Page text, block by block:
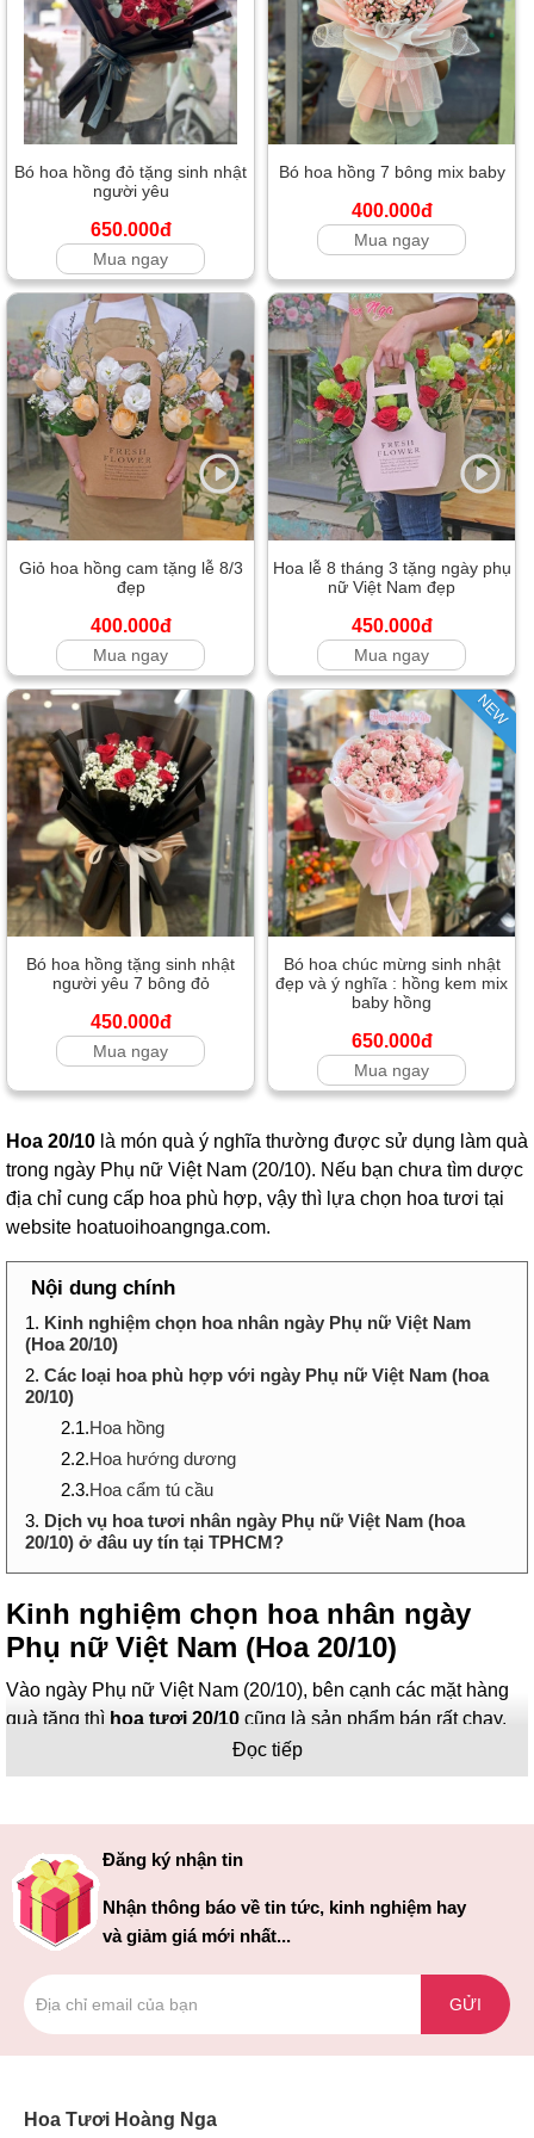
Bó hoa hồng đỏ tặng sinh nhật
người yêu
650.000đ
Mua ngay
Bó hoa hồng 7 bông mix baby
400.000đ
Mua ngay
Giỏ hoa hồng cam tặng lễ 8/3
đẹp
400.000đ
Mua ngay
Hoa lễ 8 tháng 3 tặng ngày phụ
nữ Việt Nam đẹp
450.000đ
Mua ngay
Bó hoa hồng tặng sinh nhật
người yêu 7 bông đỏ
450.000đ
Mua ngay
NEW
Bó hoa chúc mừng sinh nhật
đẹp và ý nghĩa : hồng kem mix
baby hồng
650.000đ
Mua ngay
Hoa 20/10 là món quà ý nghĩa thường được sử dụng làm quà
trong ngày Phụ nữ Việt Nam (20/10). Nếu bạn chưa tìm dược
địa chỉ cung cấp hoa phù hợp, vậy thì lựa chọn hoa tươi tại
website hoatuoihoangnga.com.
Nội dung chính
1. Kinh nghiệm chọn hoa nhân ngày Phụ nữ Việt Nam
(Hoa 20/10)
2. Các loại hoa phù hợp với ngày Phụ nữ Việt Nam (hoa
20/10)
2.1.Hoa hồng
2.2.Hoa hướng dương
2.3.Hoa cẩm tú cầu
3. Dịch vụ hoa tươi nhân ngày Phụ nữ Việt Nam (hoa
20/10) ở đâu uy tín tại TPHCM?
Kinh nghiệm chọn hoa nhân ngày
Phụ nữ Việt Nam (Hoa 20/10)
Vào ngày Phụ nữ Việt Nam (20/10), bên cạnh các mặt hàng
quà tặng thì hoa tươi 20/10 cũng là sản phẩm bán rất chạy.
Nhiều cơ sở kinh doanh hoa thậm chí còn bị cháy hàng,
không đủ nguyên liệu hoa để bán. Vì vậy để tránh tình trạng
nhất là đến tận cửa hàng và thứ hai là đặt online trên mạng.
Dù chọn cách thứ nhất hay cách thứ hai thì bạn cũng cần ưu
tiên tìm đến những cơ sở cung cấp hoa uy tín như Hoa tươi
dịch vụ và hạn chế phát sinh chi phí vào dịp cao điểm mua
hoa như ngày 20/10.
được giao đến tay khách hàng. Đặc biệt, shop hoa tươi
Đọc tiếp
Đăng ký nhận tin
Nhận thông báo về tin tức, kinh nghiệm hay
và giảm giá mới nhất...
GỬI
Hoa Tươi Hoàng Nga